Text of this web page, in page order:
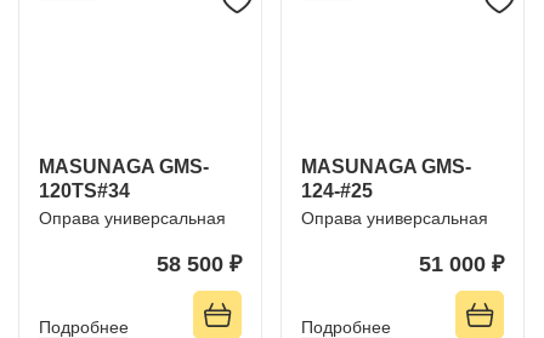
MASUNAGA GMS-
120TS#34
Оправа универсальная
58 500 ₽
Подробнее
MASUNAGA GMS-
124-#25
Оправа универсальная
51 000 ₽
Подробнее